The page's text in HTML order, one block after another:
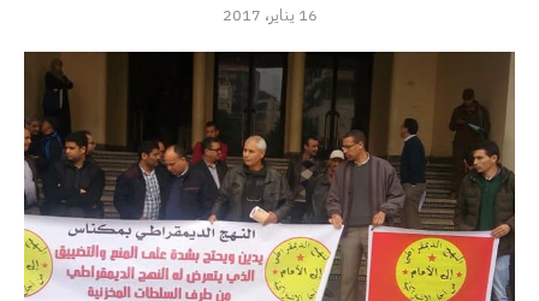
16 يناير، 2017